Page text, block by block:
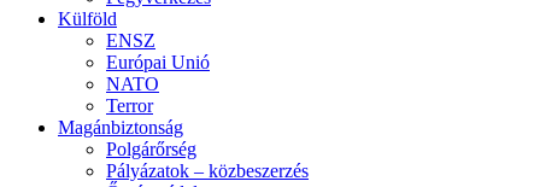
Külföld
ENSZ
Európai Unió
NATO
Terror
Magánbiztonság
Polgárőrség
Pályázatok – közbeszerzés